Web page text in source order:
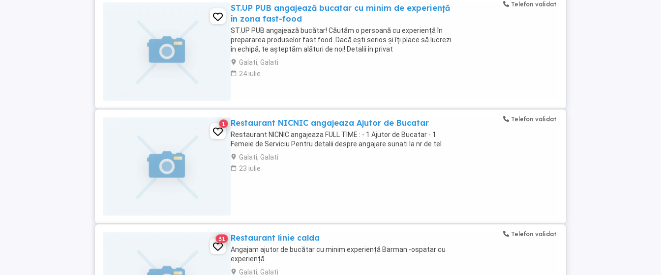
ST.UP PUB angajează bucatar cu minim de experiență
în zona fast-food
ST.UP PUB angajează bucătar! Căutăm o persoană cu experiență în
prepararea produselor fast food. Dacă ești serios și îți place să lucrezi
în echipă, te așteptăm alături de noi! Detalii în privat
Galati, Galati
24 iulie
Telefon validat
1 Restaurant NICNIC angajeaza Ajutor de Bucatar
Restaurant NICNIC angajeaza FULL TIME : - 1 Ajutor de Bucatar - 1
Femeie de Serviciu Pentru detalii despre angajare sunati la nr de tel
Galati, Galati
23 iulie
Telefon validat
31 Restaurant linie calda
Angajam ajutor de bucătar cu minim experiență Barman -ospatar cu
experiență
Galati, Galati
Telefon validat